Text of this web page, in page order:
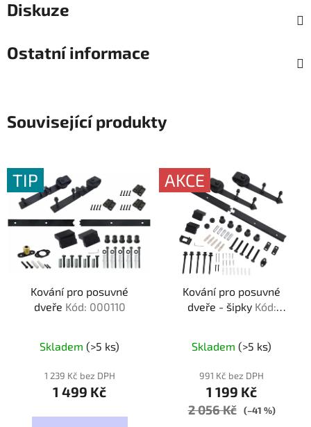
Diskuze
Ostatní informace
Související produkty
TIP
Kování pro posuvné
dveře Kód: 000110
Skladem (>5 ks)
1 239 Kč bez DPH
1 499 Kč
AKCE
Kování pro posuvné
dveře - šipky Kód:
Skladem (>5 ks)
991 Kč bez DPH
1 199 Kč
2 056 Kč (–41 %)